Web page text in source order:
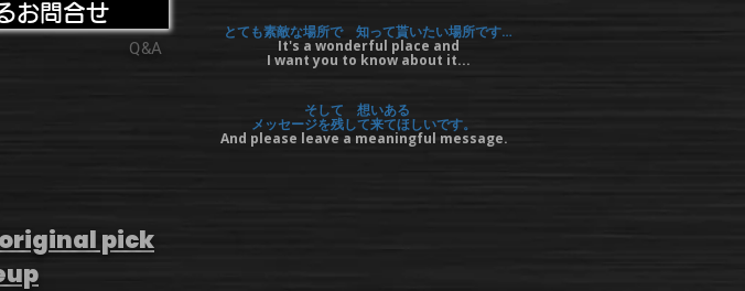
お問合せ
Q&A
とても素敵な場所で 知って貰いたい場所です…
It's a wonderful place and
I want you to know about it...
そして 想いある
メッセージを残して来てほしいです。
And please leave a meaningful message.
original pick